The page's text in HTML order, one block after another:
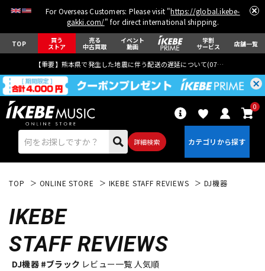
For Overseas Customers: Please visit "https://global.ikebe-
gakki.com/" for direct international shipping.
TOP 買う
ストア
売る
中古買取
イベント
動画
学割
サービス 店舗一覧
【重要】熊本県で発生した地震に伴う配送の遅延について(07月29日
詳細検索
0
エレキギター
TOP ONLINE STORE IKEBE STAFF REVIEWS DJ機器
IKEBE
STAFF REVIEWS
DJ機器 #ブラック レビュー一覧 人気順